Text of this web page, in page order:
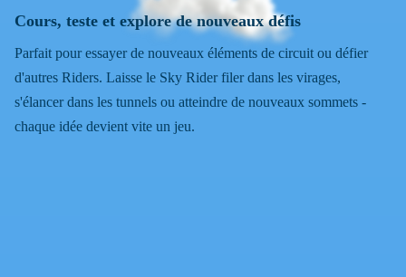
Cours, teste et explore de nouveaux défis
Parfait pour essayer de nouveaux éléments de circuit ou défier
d'autres Riders. Laisse le Sky Rider filer dans les virages,
s'élancer dans les tunnels ou atteindre de nouveaux sommets -
chaque idée devient vite un jeu.